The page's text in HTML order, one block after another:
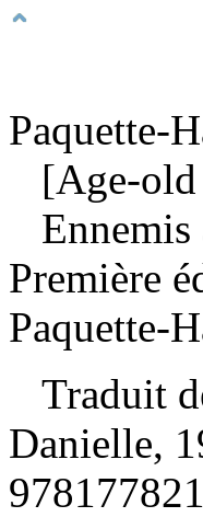
Paquette-
[Age-old
Ennemis
Première
Paquette-
Traduit
Danielle,